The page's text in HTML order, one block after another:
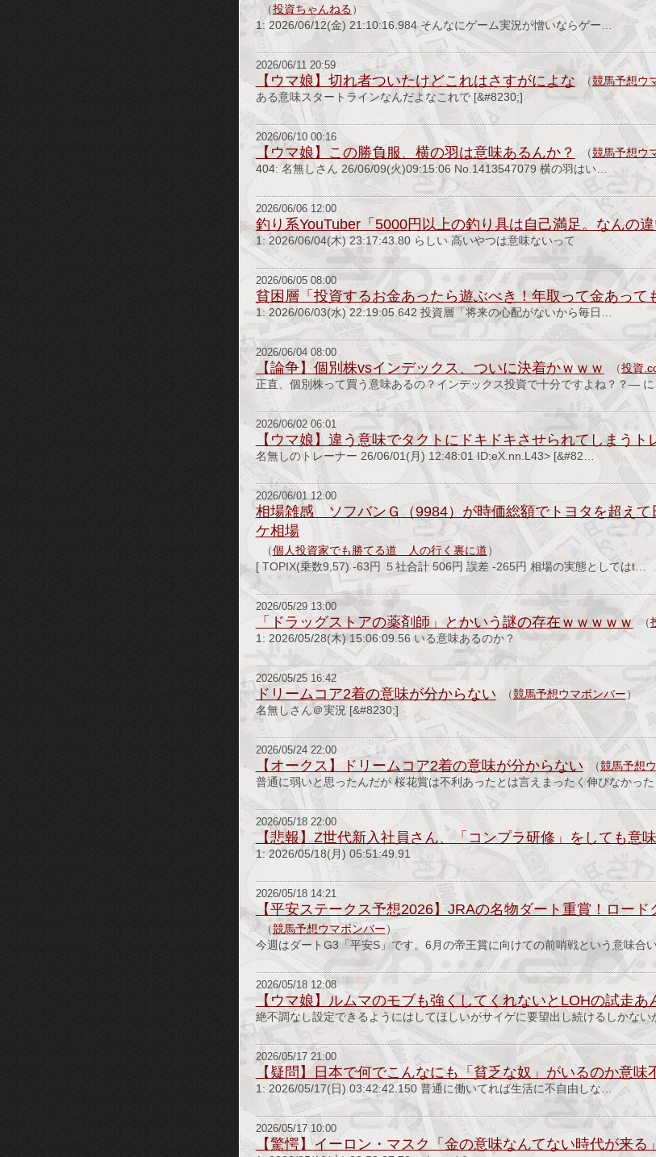
（投資ちゃんねる）
1: 2026/06/12(金) 21:10:16.984 そんなにゲーム実況が憎いならゲー…
2026/06/11 20:59
【ウマ娘】切れ者ついたけどこれはさすがによな （競馬予想ウ
ある意味スタートラインなんだよなこれで [&#8230;]
2026/06/10 00:16
【ウマ娘】この勝負服、横の羽は意味あるんか？ （競馬予想ウ
404: 名無しさん 26/06/09(火)09:15:06 No.1413547079 横の羽はい…
2026/06/06 12:00
釣り系YouTuber「5000円以上の釣り具は自己満足。なんの
1: 2026/06/04(木) 23:17:43.80 らしい 高いやつは意味ないって
2026/06/05 08:00
貧困層「投資するお金あったら遊ぶべき！年取って金あっ
1: 2026/06/03(水) 22:19:05.642 投資層「将来の心配がないから毎日…
2026/06/04 08:00
【論争】個別株vsインデックス、ついに決着かｗｗｗ （投資
正直、個別株って買う意味あるの？インデックス投資で十分ですよね？？—
2026/06/02 06:01
【ウマ娘】違う意味でタクトにドキドキさせられてしまうト
名無しのトレーナー 26/06/01(月) 12:48:01 ID:eX.nn.L43> [&#82…
2026/06/01 12:00
相場雑感 ソフバンＧ（9984）が時価総額でトヨタを超え
ケ相場
（個人投資家でも勝てる道 人の行く裏に道）
[ TOPIX(乗数9,57) -63円 ５社合計 506円 誤差 -265円 相場の実態としてはt…
2026/05/29 13:00
「ドラッグストアの薬剤師」とかいう謎の存在ｗｗｗｗｗ （
1: 2026/05/28(木) 15:06:09.56 いる意味あるのか？
2026/05/25 16:42
ドリームコア2着の意味が分からない （競馬予想ウマボンバー）
名無しさん＠実況 [&#8230;]
2026/05/24 22:00
【オークス】ドリームコア2着の意味が分からない （競馬予想
普通に弱いと思ったんだが 桜花賞は不利あったとは言えまったく伸びなかっ
2026/05/18 22:00
【悲報】Z世代新入社員さん、「コンプラ研修」をしても意
1: 2026/05/18(月) 05:51:49.91
2026/05/18 14:21
【平安ステークス予想2026】JRAの名物ダート重賞！ロー
（競馬予想ウマボンバー）
今週はダートG3「平安S」です。6月の帝王賞に向けての前哨戦という意味合
2026/05/18 12:08
【ウマ娘】ルムマのモブも強くしてくれないとLOHの試走あ
絶不調なし設定できるようにはしてほしいがサイゲに要望出し続けるしかない
2026/05/17 21:00
【疑問】日本で何でこんなにも「貧乏な奴」がいるのか意味
1: 2026/05/17(日) 03:42:42.150 普通に働いてれば生活に不自由しな…
2026/05/17 10:00
【驚愕】イーロン・マスク「金の意味なんてない時代が来る」